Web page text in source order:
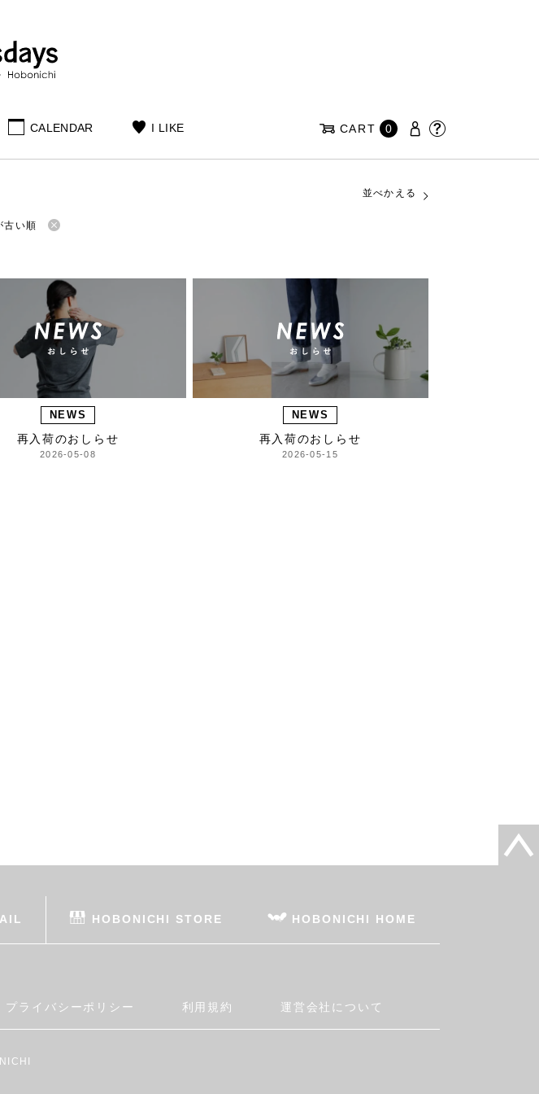
CALENDAR I LIKE CART 0
並べかえる
古い順
NEWS
再入荷のおしらせ
2026-05-08
NEWS
再入荷のおしらせ
2026-05-15
HOBONICHI STORE HOBONICHI HOME
プライバシーポリシー 利用規約 運営会社について